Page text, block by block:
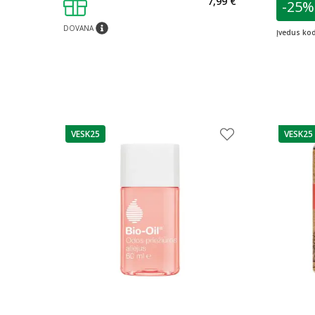
DOVANApatarimas
-25%
Įvedus
patarimas
VESK25 VESK25